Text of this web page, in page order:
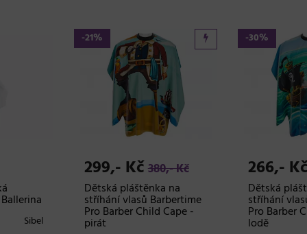
Sibel
-21%
299,- Kč 380,- Kč
Dětská pláštěnka na
stříhání vlasů Barbertime
Pro Barber Child Cape -
pirát
-30%
266,-
Dětská
stříhání
Pro Barber
lodě